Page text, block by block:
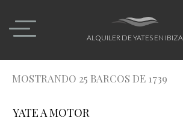
content
ALQUILER DE YATES EN IBIZA
MOSTRANDO 25 BARCOS DE 1739
YATE A MOTOR